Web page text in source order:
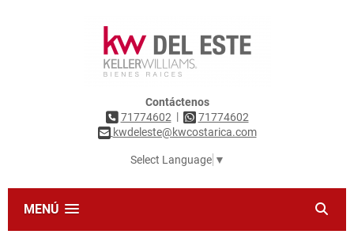
Contáctenos
71774602 |
71774602
kwdeleste@kwcostarica.com
Select Language ▼
MENÚ